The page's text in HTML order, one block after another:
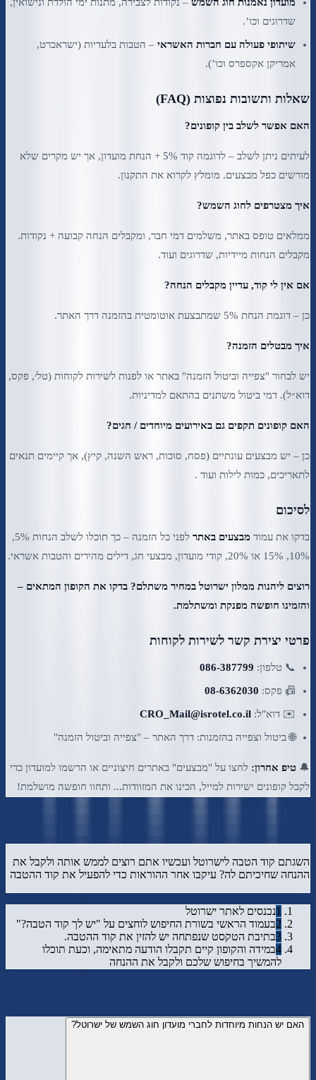
שדרוגים וכו’.
שיתופי פעולה עם חברות האשראי – הטבות בלעדיות (ישראכרט,
אמריקן אקספרס וכו’).
שאלות ותשובות נפוצות (FAQ)
האם אפשר לשלב בין קופונים?
לעיתים ניתן לשלב – לדוגמה קוד 5% + הנחת מועדון, אך יש מקרים שלא
מורשים כפל מבצעים. מומלץ לקרוא את התקנון.
איך מצטרפים לחוג השמש?
ממלאים טופס באתר, משלמים דמי חבר, ומקבלים הנחה קבועה + נקודות.
מקבלים הנחות מיידיות, שדרוגים ועוד.
אם אין לי קוד, עדיין מקבלים הנחה?
כן – דוגמת הנחת 5% שמתבצעת אוטומטית בהזמנה דרך האתר.
איך מבטלים הזמנה?
יש לבחור "צפייה וביטול הזמנה" באתר או לפנות לשירות לקוחות (טל׳, פקס,
דוא״ל). דמי ביטול משתנים בהתאם למדיניות.
האם קופונים תקפים גם באירועים מיוחדים / חגים?
כן – יש מבצעים עונתיים (פסח, סוכות, ראש השנה, קיץ), אך קיימים תנאים
לתאריכים, כמות לילות ועוד .
לסיכום
בדקו את עמוד מבצעים באתר
לפני כל הזמנה – כך תוכלו לשלב הנחות 5%,
10%, 15% או 20%, קודי מועדון, מבצעי חג, דילים מהירים והטבות אשראי.
רוצים ליהנות ממלון ישרוטל במחיר משתלם? בדקו את הקופון המתאים –
והזמינו חופשה מפנקת ומשתלמת.
פרטי יצירת קשר לשירות לקוחות
📞 טלפון: 086-387799
📠 פקס: 08-6362030
✉️ דוא"ל: CRO_Mail@isrotel.co.il
🌐 ביטול וצפייה בהזמנות: דרך האתר – "צפייה וביטול הזמנה"
🔔 טיפ אחרון: לחצו על "מבצעים" באתרים חיצוניים או הרשמו למועדון כדי
לקבל קופונים ישירות למייל, הכינו את המזוודות... ותחוו חופשה מושלמת!
השגתם קוד הטבה לישרוטל ועכשיו אתם רוצים לממש אותה ולקבל את
ההנחה שחיכיתם לה? עיקבו אחר ההוראות כדי להפעיל את קוד ההטבה
1נכנסים לאתר ישרוטל
2בעמוד הראשי בשורת החיפוש לוחצים על "יש לך קוד הטבה?"
3בתיבת הטקסט שנפתחה יש להזין את קוד ההטבה.
4במידה והקופון קיים תקבלו הודעה מתאימה, וכעת תוכלו
להמשיך בחיפוש שלכם ולקבל את ההנחה
האם יש הנחות מיוחדות לחברי מועדון חוג השמש של ישרוטל?